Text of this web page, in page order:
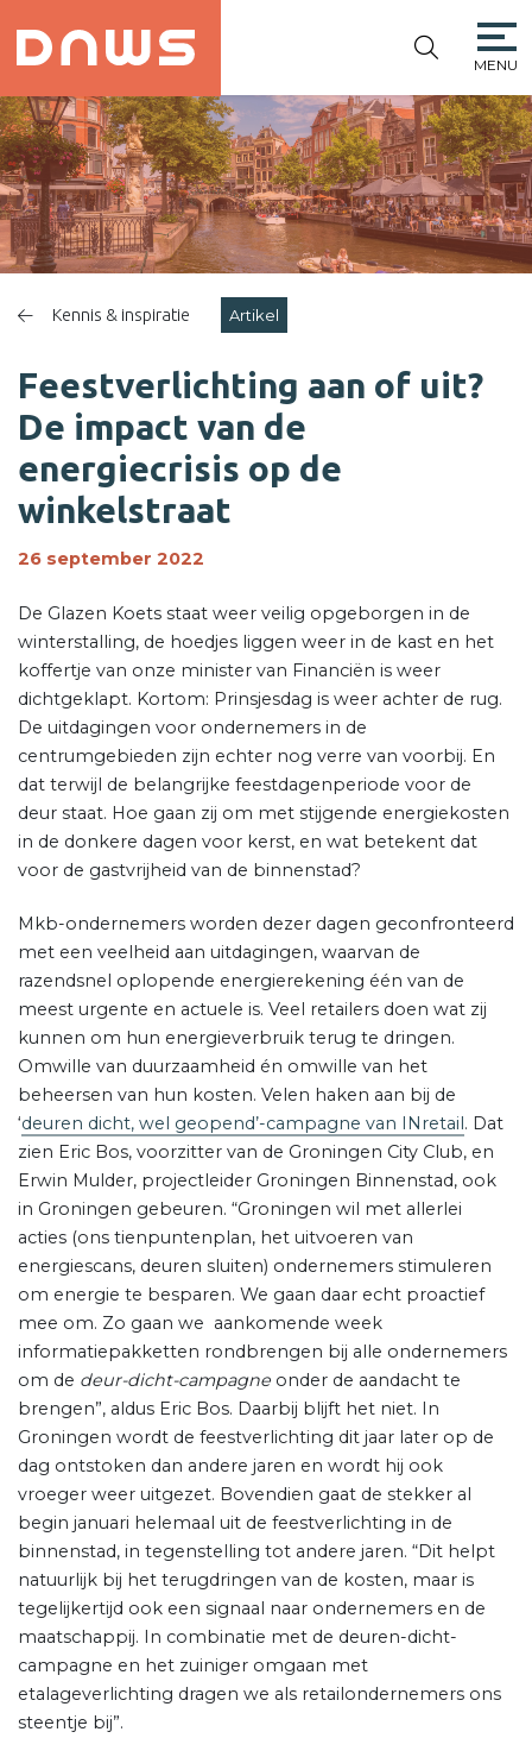
NIEUWE
WINKELSTRAAT
MENU
Kennis & inspiratie Artikel
Feestverlichting aan of uit?
De impact van de
energiecrisis op de
winkelstraat
26 september 2022
De Glazen Koets staat weer veilig opgeborgen in de
winterstalling, de hoedjes liggen weer in de kast en het
koffertje van onze minister van Financiën is weer
dichtgeklapt. Kortom: Prinsjesdag is weer achter de rug.
De uitdagingen voor ondernemers in de
centrumgebieden zijn echter nog verre van voorbij. En
dat terwijl de belangrijke feestdagenperiode voor de
deur staat. Hoe gaan zij om met stijgende energiekosten
in de donkere dagen voor kerst, en wat betekent dat
voor de gastvrijheid van de binnenstad?
Mkb-ondernemers worden dezer dagen geconfronteerd
met een veelheid aan uitdagingen, waarvan de
razendsnel oplopende energierekening één van de
meest urgente en actuele is. Veel retailers doen wat zij
kunnen om hun energieverbruik terug te dringen.
Omwille van duurzaamheid én omwille van het
beheersen van hun kosten. Velen haken aan bij de
‘deuren dicht, wel geopend’-campagne van INretail. Dat
zien Eric Bos, voorzitter van de Groningen City Club, en
Erwin Mulder, projectleider Groningen Binnenstad, ook
in Groningen gebeuren. “Groningen wil met allerlei
acties (ons tienpuntenplan, het uitvoeren van
energiescans, deuren sluiten) ondernemers stimuleren
om energie te besparen. We gaan daar echt proactief
mee om. Zo gaan we aankomende week
informatiepakketten rondbrengen bij alle ondernemers
om de deur-dicht-campagne onder de aandacht te
brengen”, aldus Eric Bos. Daarbij blijft het niet. In
Groningen wordt de feestverlichting dit jaar later op de
dag ontstoken dan andere jaren en wordt hij ook
vroeger weer uitgezet. Bovendien gaat de stekker al
begin januari helemaal uit de feestverlichting in de
binnenstad, in tegenstelling tot andere jaren. “Dit helpt
natuurlijk bij het terugdringen van de kosten, maar is
tegelijkertijd ook een signaal naar ondernemers en de
maatschappij. In combinatie met de deuren-dicht-
campagne en het zuiniger omgaan met
etalageverlichting dragen we als retailondernemers ons
steentje bij”.